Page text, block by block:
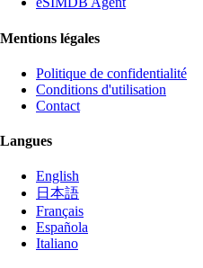
Mentions légales
Politique de confidentialité
Conditions d'utilisation
Contact
Langues
English
日本語
Français
Española
Italiano